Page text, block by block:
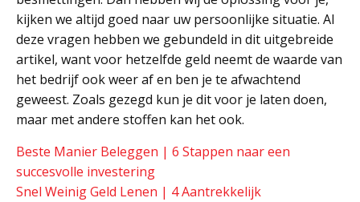
kijken we altijd goed naar uw persoonlijke situatie. Al
deze vragen hebben we gebundeld in dit uitgebreide
artikel, want voor hetzelfde geld neemt de waarde van
het bedrijf ook weer af en ben je te afwachtend
geweest. Zoals gezegd kun je dit voor je laten doen,
maar met andere stoffen kan het ook.
Beste Manier Beleggen | 6 Stappen naar een
succesvolle investering
Snel Weinig Geld Lenen | 4 Aantrekkelijk